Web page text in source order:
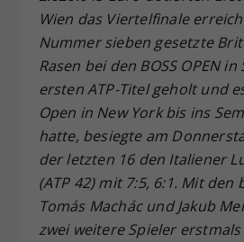
Wien das Viertelfinale
Nummer sieben gesetzte
Rasen bei den BOSS OPEN
ersten ATP-Titel geholt und
Open in New York bis ins
hatte, besiegte am
der letzten 16 den Italiener
(ATP 42) mit 7:5, 6:1. Mit den
Tomás Machác und Jakub
zwei weitere Spieler
Zweck
Dieser Wert
Einstellungen.
zufällig generierte
historische
vorgenommen
Webseiten-
hat.